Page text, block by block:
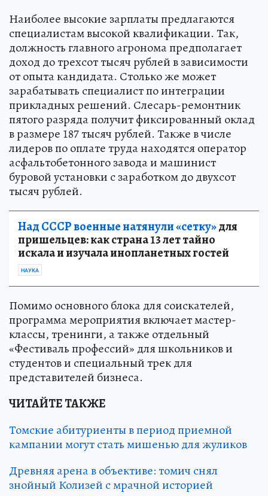
Наиболее высокие зарплаты предлагаются
специалистам высокой квалификации. Так,
должность главного агронома предполагает
доход до трехсот тысяч рублей в зависимости
от опыта кандидата. Столько же может
зарабатывать специалист по интеграции
прикладных решений. Слесарь-ремонтник
пятого разряда получит фиксированный оклад
в размере 187 тысяч рублей. Также в числе
лидеров по оплате труда находятся оператор
асфальтобетонного завода и машинист
буровой установки с заработком до двухсот
тысяч рублей.
Над СССР военные натянули «сетку»для
пришельцев: как страна 13 лет тайно
искала и изучала инопланетных гостей
НАУКА
Помимо основного блока для соискателей,
программа мероприятия включает мастер-
классы, тренинги, а также отдельный
«Фестиваль профессий» для школьников и
студентов и специальный трек для
представителей бизнеса.
ЧИТАЙТЕ ТАКЖЕ
Томские абитуриенты в период приемной
кампании могут стать мишенью для жуликов
Древняя арена в объективе: томич снял
знойный Колизей с мрачной историей